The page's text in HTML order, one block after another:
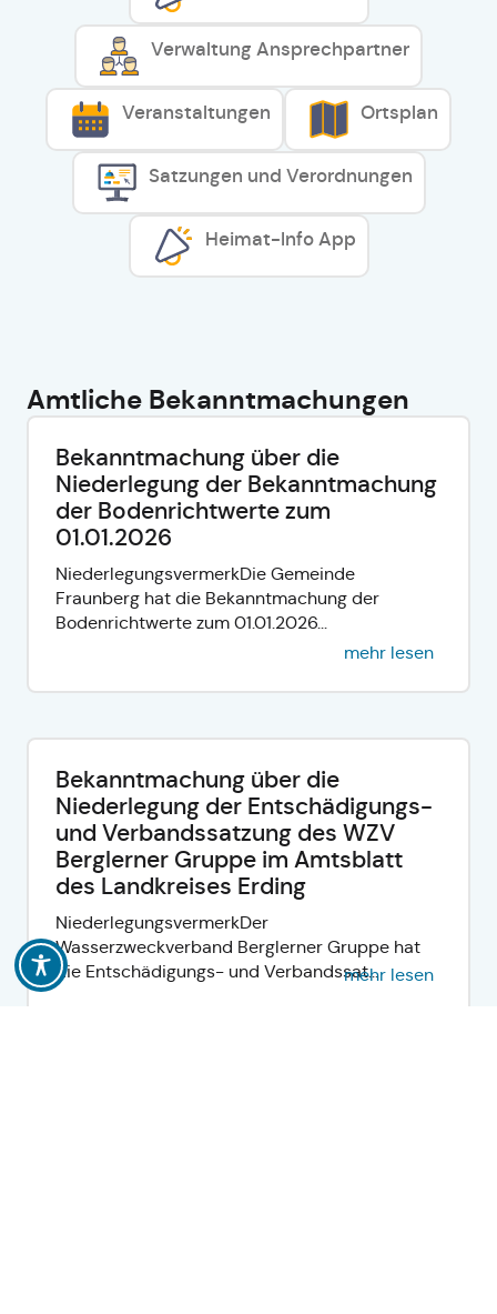
Verwaltung Ansprechpartner
Veranstaltungen Ortsplan
Satzungen und Verordnungen
Heimat-Info App
Amtliche Bekanntmachungen
Bekanntmachung über die
Niederlegung der Bekanntmachung
der Bodenrichtwerte zum
01.01.2026
NiederlegungsvermerkDie Gemeinde
Fraunberg hat die Bekanntmachung der
Bodenrichtwerte zum 01.01.2026...
mehr lesen
Bekanntmachung über die
Niederlegung der Entschädigungs-
und Verbandssatzung des WZV
Berglerner Gruppe im Amtsblatt
des Landkreises Erding
NiederlegungsvermerkDer
Wasserzweckverband Berglerner Gruppe hat
die Entschädigungs- und Verbandssat...mehr lesen